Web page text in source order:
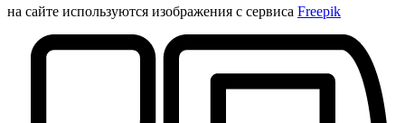
на сайте используются изображения с сервиса Freepik